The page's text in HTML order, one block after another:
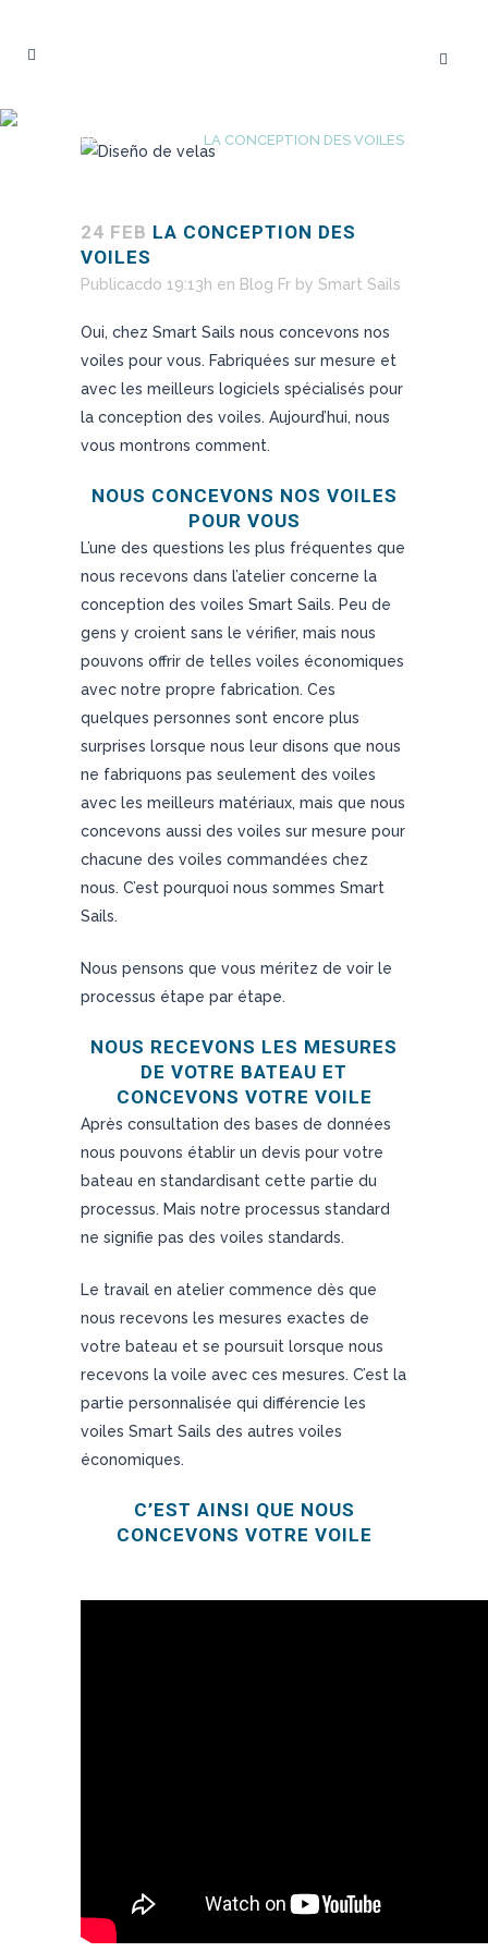
Home LA CONCEPTION DES VOILES
24 FEB LA CONCEPTION DES
VOILES
Publicacdo 19:13h en Blog Fr by Smart Sails
Oui, chez Smart Sails nous concevons nos
voiles pour vous. Fabriquées sur mesure et
avec les meilleurs logiciels spécialisés pour
la conception des voiles. Aujourd’hui, nous
vous montrons comment.
NOUS CONCEVONS NOS VOILES
POUR VOUS
L’une des questions les plus fréquentes que
nous recevons dans l’atelier concerne la
conception des voiles Smart Sails. Peu de
gens y croient sans le vérifier, mais nous
pouvons offrir de telles voiles économiques
avec notre propre fabrication. Ces
quelques personnes sont encore plus
surprises lorsque nous leur disons que nous
ne fabriquons pas seulement des voiles
avec les meilleurs matériaux, mais que nous
concevons aussi des voiles sur mesure pour
chacune des voiles commandées chez
nous. C’est pourquoi nous sommes Smart
Sails.
Nous pensons que vous méritez de voir le
processus étape par étape.
NOUS RECEVONS LES MESURES
DE VOTRE BATEAU ET
CONCEVONS VOTRE VOILE
Après consultation des bases de données
nous pouvons établir un devis pour votre
bateau en standardisant cette partie du
processus. Mais notre processus standard
ne signifie pas des voiles standards.
Le travail en atelier commence dès que
nous recevons les mesures exactes de
votre bateau et se poursuit lorsque nous
recevons la voile avec ces mesures. C’est la
partie personnalisée qui différencie les
voiles Smart Sails des autres voiles
économiques.
C’EST AINSI QUE NOUS
CONCEVONS VOTRE VOILE